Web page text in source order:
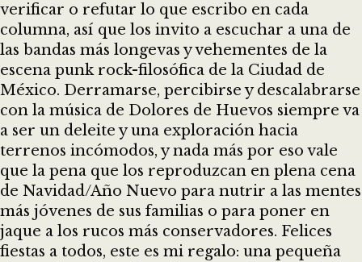
verificar o refutar lo que escribo en cada
columna, así que los invito a escuchar a una de
las bandas más longevas y vehementes de la
escena punk rock-filosófica de la Ciudad de
México. Derramarse, percibirse y descalabrarse
con la música de Dolores de Huevos siempre va
a ser un deleite y una exploración hacia
terrenos incómodos, y nada más por eso vale
que la pena que los reproduzcan en plena cena
de Navidad/Año Nuevo para nutrir a las mentes
más jóvenes de sus familias o para poner en
jaque a los rucos más conservadores. Felices
fiestas a todos, este es mi regalo: una pequeña